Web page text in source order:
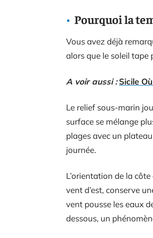
Pourquoi la
Vous avez déjà
alors que le soleil tape
A voir aussi : Sicile
Le relief sous-marin
surface se mélange
plages avec un
journée.
L’orientation de la
vent d’est, conserve
vent pousse les eaux
dessous, un